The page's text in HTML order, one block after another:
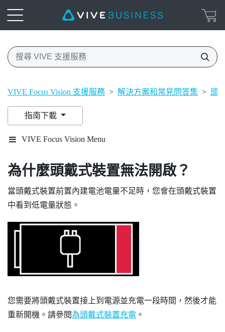
VIVE Focus Vision 支援服務 > 解決方案和常見問答集 > 頭
指南下載
VIVE Focus Vision Menu
為什麼頭戴式裝置無法開啟？
當頭戴式裝置前置內建電池電量不足時，您會在頭戴式裝置
中看到低電量狀態。
您需要將頭戴式裝置接上到電源並充電一段時間，然後才能
重新開機。請參閱為頭戴式裝置充電 。